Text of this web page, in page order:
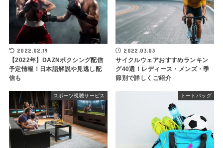
2022.02.19
【2022年】DAZNボクシング配信
予定情報！日本語解説や見逃し配
信も
2022.03.03
サイクルウェアおすすめランキン
グ40選！レディース・メンズ・季
節別で詳しくご紹介
スポーツ視聴サービス トートバッグ